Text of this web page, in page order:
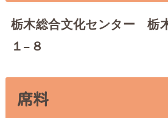
栃木総合文化センター 栃
１−８
席料